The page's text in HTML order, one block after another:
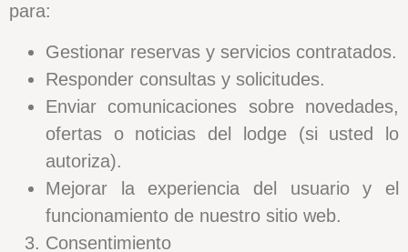
para:
Gestionar reservas y servicios contratados.
Responder consultas y solicitudes.
Enviar comunicaciones sobre novedades,
ofertas o noticias del lodge (si usted lo
autoriza).
Mejorar la experiencia del usuario y el
funcionamiento de nuestro sitio web.
Consentimiento